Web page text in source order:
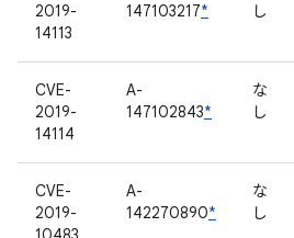
2019-
14113
147103217*
し
CVE-
2019-
14114
A-
147102843*
な
し
CVE-
2019-
A-
142270890*
な
し